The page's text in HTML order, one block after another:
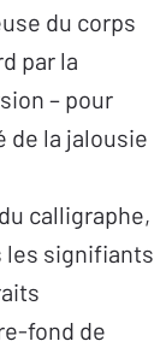
du corps
par la
– pour
de la jalousie
calligraphe,
les signifiants
fond de